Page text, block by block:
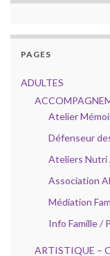
PAGES
ADULTES
Atelier
Défenseur
Ateliers Nutri
Association
Médiation
Info Famille /
ARTISTIQUE –